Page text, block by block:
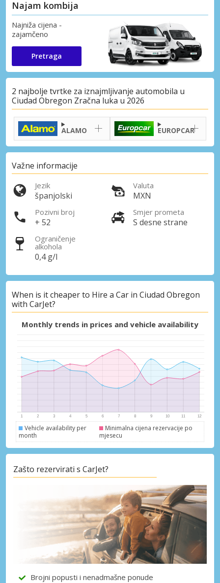
Najam kombija
Najniža cijena -
zajamčeno
Pretraga
2 najbolje tvrtke za iznajmljivanje automobila u
Ciudad Obregon Zračna luka u 2026
ALAMO EUROPCAR
Važne informacije
Jezik
španjolski
Valuta
MXN
Pozivni broj
+ 52
Smjer prometa
S desne strane
Ograničenje
alkohola
0,4 g/l
When is it cheaper to Hire a Car in Ciudad Obregon
with CarJet?
Monthly trends in prices and vehicle availability
Vehicle availability per
month
Minimalna cijena rezervacije po
mjesecu
Zašto rezervirati s CarJet?
Brojni popusti i nenadmašne ponude
Posebni popusti
Pristupite ekskluzivnim ponudama naših
dobavljača
Prijava putem eLinka